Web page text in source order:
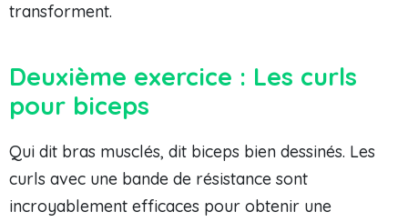
transforment.
Deuxième exercice : Les curls
pour biceps
Qui dit bras musclés, dit biceps bien dessinés. Les
curls avec une bande de résistance sont
incroyablement efficaces pour obtenir une